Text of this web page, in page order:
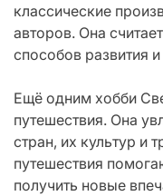
классические
авторов. Она
способов развития
Ещё одним хобби
путешествия. Она
стран, их культур и
путешествия
получить новые